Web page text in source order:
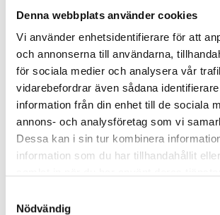
Denna webbplats använder cookies
Vi använder enhetsidentifierare för att
och annonserna till användarna,
för sociala medier och analysera vår
vidarebefordrar även sådana
information från din enhet till de sociala
annons- och analysföretag som vi
Dessa kan i sin tur kombinera
information som du har tillhandahållit
Nödvändig
HUS 1801
318.2m²
HUS 10
314.7m²
HUS 753
275m²
HUS 90
193.2 m²